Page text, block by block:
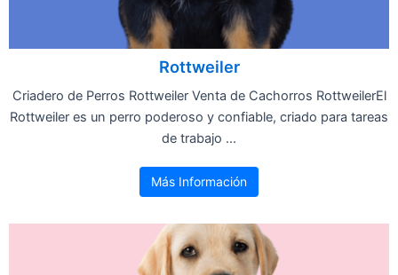
Rottweiler
Criadero de Perros Rottweiler Venta de Cachorros RottweilerEl
Rottweiler es un perro poderoso y confiable, criado para tareas
de trabajo ...
Más Información